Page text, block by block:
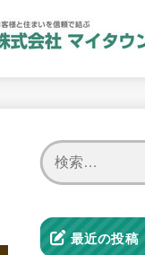
最近の投稿